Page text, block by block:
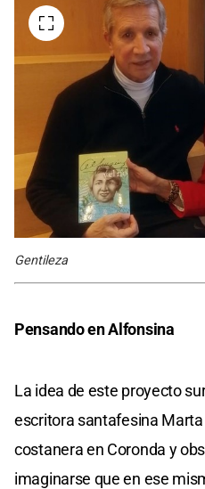
Gentileza
Pensando en Alfonsina
La idea de este proyecto
escritora santafesina
costanera en Coronda y
imaginarse que en ese